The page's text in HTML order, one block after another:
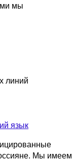
мы
линий
язык
Мы имеем